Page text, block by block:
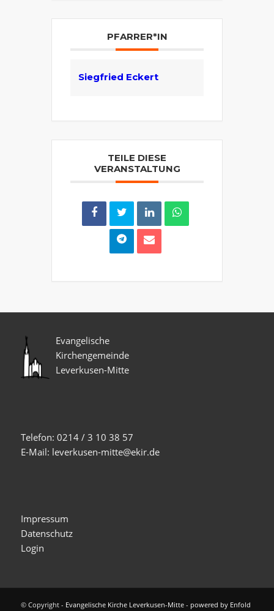
PFARRER*IN
Siegfried Eckert
TEILE DIESE
VERANSTALTUNG
Evangelische
Kirchengemeinde
Leverkusen-Mitte
Telefon: 0214 / 3 10 38 57
E-Mail: leverkusen-mitte@ekir.de
Impressum
Datenschutz
Login
© Copyright - Evangelische Kirche Leverkusen-Mitte- powered by Enfold